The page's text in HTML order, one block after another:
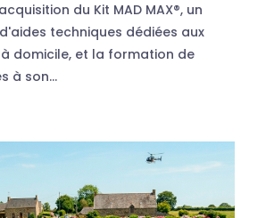
du Kit MAD MAX®, un
techniques dédiées aux
domicile, et la formation de
à son...